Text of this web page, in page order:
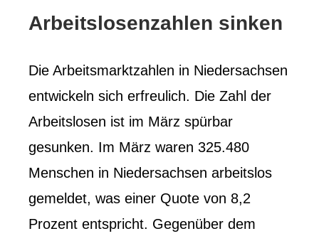
Arbeitslosenzahlen sinken
Die Arbeitsmarktzahlen in Niedersachsen
entwickeln sich erfreulich. Die Zahl der
Arbeitslosen ist im März spürbar
gesunken. Im März waren 325.480
Menschen in Niedersachsen arbeitslos
gemeldet, was einer Quote von 8,2
Prozent entspricht. Gegenüber dem